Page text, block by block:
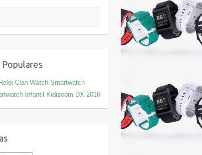
Populares
Clan Watch Smartwatch
Infantil Kidizoom DX 2016